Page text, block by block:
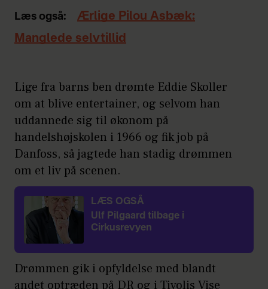
Læs også:
Ærlige Pilou Asbæk:
Manglede selvtillid
Lige fra barns ben drømte Eddie Skoller
om at blive entertainer, og selvom han
uddannede sig til økonom på
handelshøjskolen i 1966 og fik job på
Danfoss, så jagtede han stadig drømmen
om et liv på scenen.
LÆS OGSÅ
Ulf Pilgaard tilbage i
Cirkusrevyen
Drømmen gik i opfyldelse med blandt
andet optræden på DR og i Tivolis Vise